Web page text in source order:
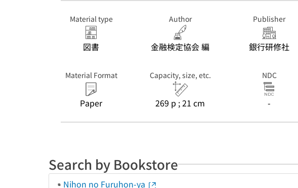
Material type
図書
Author
金融検定協会 編
Publisher
銀行研修社
Material Format
Paper
Capacity, size, etc.
269 p ; 21 cm
NDC
-
Search by Bookstore
Nihon no Furuhon-ya